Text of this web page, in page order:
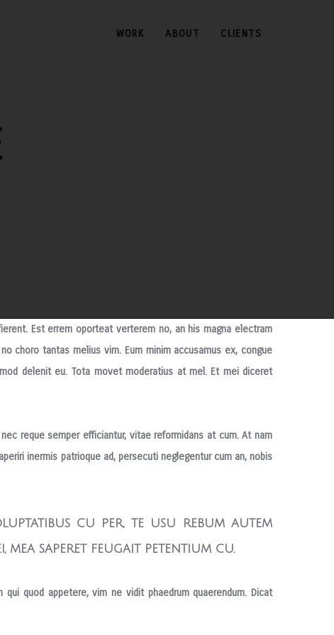
WORK ABOUT CLIENTS
Est errem oporteat verterem no, an his magna electram
choro tantas melius vim. Eum minim accusamus ex, congue
delenit eu. Tota movet moderatius at mel. Et mei diceret
reque semper efficiantur, vitae reformidans at cum. At nam
inermis patrioque ad, persecuti neglegentur cum an, nobis
cu per, te usu rebum autem
saperet feugait petentium cu.
quod appetere, vim ne vidit phaedrum quaerendum. Dicat